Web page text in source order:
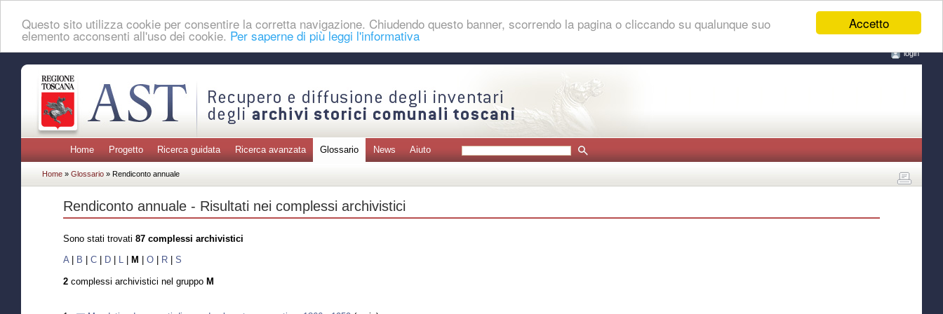
Accetto
Questo sito utilizza cookie per consentire la corretta navigazione. Chiudendo questo banner, scorrendo la pagina o cliccando su qualunque suo
elemento acconsenti all'uso dei cookie. Per saperne di più leggi l'informativa
login
Home Progetto Ricerca guidata Ricerca avanzata Glossario News Aiuto
Home » Glossario » Rendiconto annuale
Rendiconto annuale - Risultati nei complessi archivistici
Sono stati trovati 87 complessi archivistici
A | B | C | D | L | M | O | R | S
2 complessi archivistici nel gruppo M